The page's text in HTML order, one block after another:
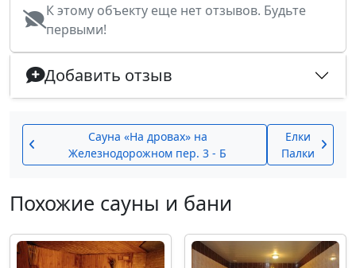
К этому объекту еще нет отзывов. Будьте
первыми!
Добавить отзыв
Cауна «На дровах» на
Железнодорожном пер. 3 - Б
Елки
Палки
Похожие сауны и бани